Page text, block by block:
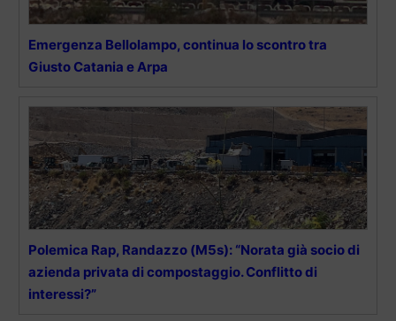
Emergenza Bellolampo, continua lo scontro tra
Giusto Catania e Arpa
Polemica Rap, Randazzo (M5s): “Norata già socio di
azienda privata di compostaggio. Conflitto di
interessi?”